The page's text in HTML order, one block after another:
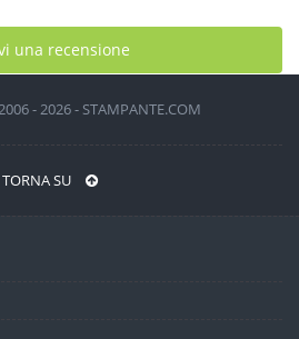
una recensione
- 2026 - STAMPANTE.COM
TORNA SU